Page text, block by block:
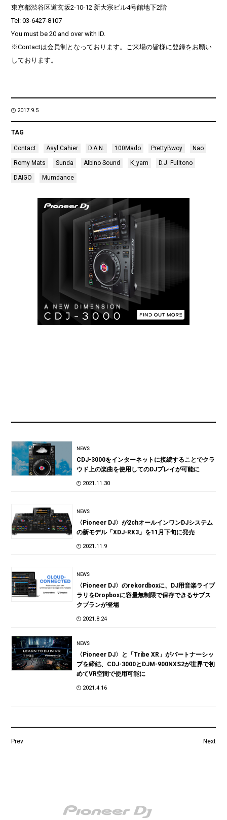
東京都渋谷区道玄坂2-10-12 新大宗ビル4号館地下2階
Tel: 03-6427-8107
You must be 20 and over with ID.
※Contactは会員制となっております。ご来場の皆様に登録をお願い
しております。
2017.9.5
TAG
Contact Asyl Cahier D.A.N. 100Mado PrettyBwoy Nao
Romy Mats Sunda Albino Sound K_yam D.J. Fulltono
DAIGO Mumdance
NEWS
CDJ-3000をインターネットに接続することでクラ
ウド上の楽曲を使用してのDJプレイが可能に
2021.11.30
NEWS
〈Pioneer DJ〉が2chオールインワンDJシステム
の新モデル「XDJ-RX3」を11月下旬に発売
2021.11.9
NEWS
〈Pioneer DJ〉のrekordboxに、DJ用音楽ライブ
ラリをDropboxに容量無制限で保存できるサブス
クプランが登場
2021.8.24
NEWS
〈Pioneer DJ〉と「Tribe XR」がパートナーシッ
プを締結、CDJ-3000とDJM-900NXS2が世界で初
めてVR空間で使用可能に
2021.4.16
Prev Next